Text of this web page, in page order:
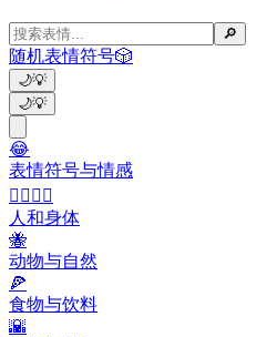
🔎
随机表情符号🎲
🌙💡
🌙💡
😂
表情符号与情感
👩‍❤️‍💋‍👨
人和身体
🐝
动物与自然
🍕
食物与饮料
🌇